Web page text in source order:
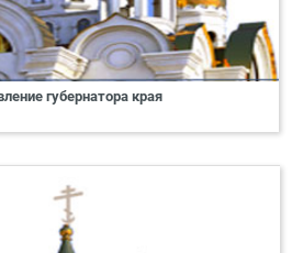
губернатора края